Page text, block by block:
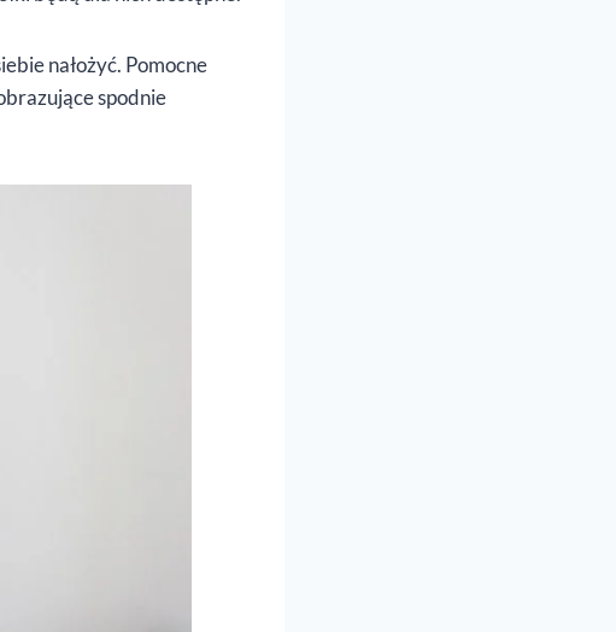
nałożyć. Pomocne
spodnie